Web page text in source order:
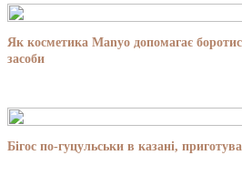
Як косметика Manyo допомагає
засоби
Бігос по-гуцульськи в казані,